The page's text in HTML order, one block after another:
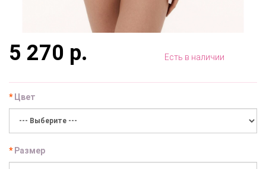
5 270 р. Есть в наличии
Цвет
Размер